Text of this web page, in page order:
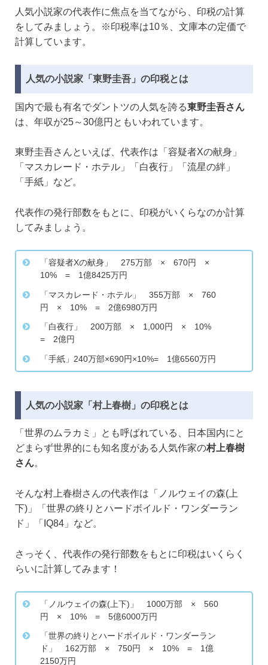
人気小説家の代表作に焦点を当てながら、印税の計算
をしてみましょう。※印税率は10％、文庫本の定価で
計算しています。
人気の小説家「東野圭吾」の印税とは
国内で最も有名でダントツの人気を誇る東野圭吾さん
は、年収が25～30億円ともいわれています。
東野圭吾さんといえば、代表作は「容疑者Xの献身」
「マスカレード・ホテル」「白夜行」「流星の絆」
「手紙」など。
代表作の発行部数をもとに、印税がいくらなのか計算
してみましょう。
「容疑者Xの献身」 275万部 × 670円 ×
10% = 1億8425万円
「マスカレード・ホテル」 355万部 × 760
円 × 10% = 2億6980万円
「白夜行」 200万部 × 1,000円 × 10%
= 2億円
「手紙」240万部×690円×10%= 1億6560万円
人気の小説家「村上春樹」の印税とは
「世界のムラカミ」とも呼ばれている、日本国内にと
どまらず世界的にも知名度がある人気作家の村上春樹
さん。
そんな村上春樹さんの代表作は「ノルウェイの森(上
下)」「世界の終りとハードボイルド・ワンダーラン
ド」「IQ84」など。
さっそく、代表作の発行部数をもとに印税はいくらく
らいに計算してみます！
「ノルウェイの森(上下)」 1000万部 × 560
円 × 10% = 5億6000万円
「世界の終りとハードボイルド・ワンダーラン
ド」 162万部 × 750円 × 10% = 1億
2150万円